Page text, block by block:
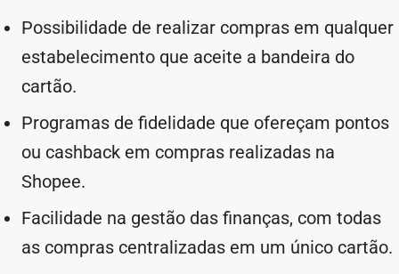
Possibilidade de realizar compras em qualquer
estabelecimento que aceite a bandeira do
cartão.
Programas de fidelidade que ofereçam pontos
ou cashback em compras realizadas na
Shopee.
Facilidade na gestão das finanças, com todas
as compras centralizadas em um único cartão.